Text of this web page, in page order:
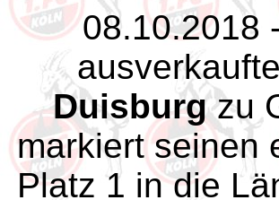
08.10.2018
Duisburgzu
markiert seinen
Platz 1 in die